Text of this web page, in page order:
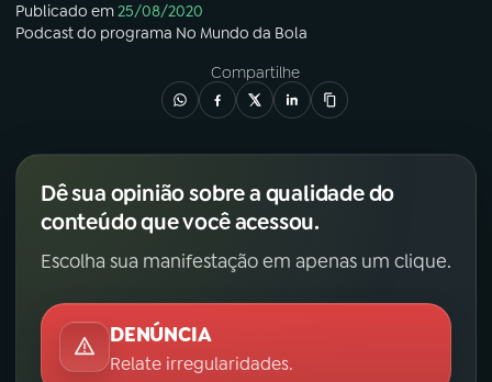
Publicado em25/08/2020
Podcastdo programa No Mundo da Bola
Compartilhe
Dê sua opinião sobre a qualidade do
conteúdo que você acessou.
Escolha sua manifestação em apenas um clique.
DENÚNCIA
Relate irregularidades.